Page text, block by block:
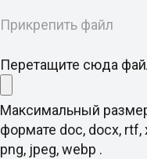
Прикрепить файл
Перетащите сюда
Максимальный
формате doc, docx, rtf,
png, jpeg, webp .